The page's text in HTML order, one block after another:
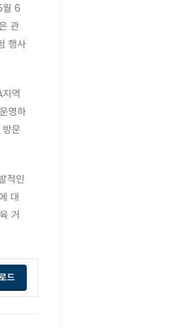
월 6
관
행사
역
영하
문
적인
대
거
드opens a new window of attached file